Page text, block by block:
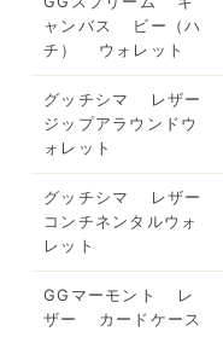
ャンバス ビー（ハ
チ） ウォレット
グッチシマ レザー
ジップアラウンドウ
ォレット
グッチシマ レザー
コンチネンタルウォ
レット
GGマーモント レ
ザー カードケース